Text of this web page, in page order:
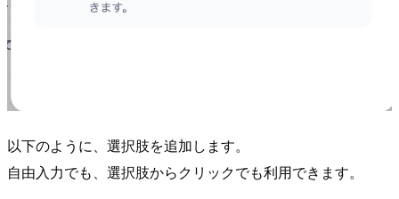
以下のように、選択肢を追加します。
自由入力でも、選択肢からクリックでも利用できます。